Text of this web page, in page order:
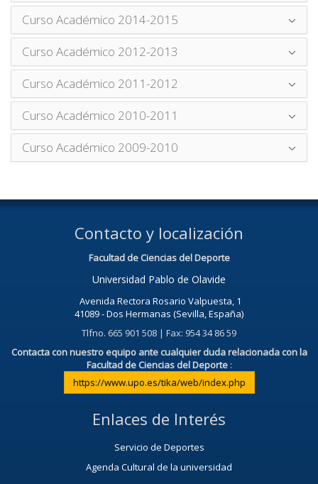
Curso Académico 2014-2015
Curso Académico 2012-2013
Curso Académico 2011-2012
Curso Académico 2010-2011
Curso Académico 2009-2010
Contacto y localización
Facultad de Ciencias del Deporte
Universidad Pablo de Olavide
Avenida Rectora Rosario Valpuesta, 1
41089 - Dos Hermanas (Sevilla, España)
Tlfno. 665 901 508 | Fax: 954 34 86 59
Contacta con nuestro equipo ante cualquier duda relacionada con la
Facultad de Ciencias del Deporte :
https://www.upo.es/tika/web/index.php
Enlaces de Interés
Servicio de Deportes
Agenda Cultural de la universidad